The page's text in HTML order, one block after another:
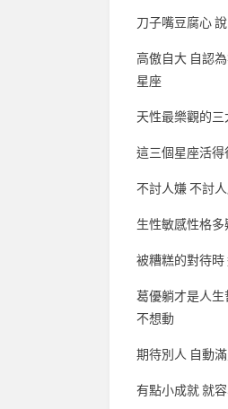
刀子嘴豆腐心
高傲自大 自認
星座
天性最樂觀的三
這三個星座活
不討人嫌 不討
生性敏感性格
被糟糕的對待
葛優躺才是人
不想動
期待別人 自動
有點小成就 就